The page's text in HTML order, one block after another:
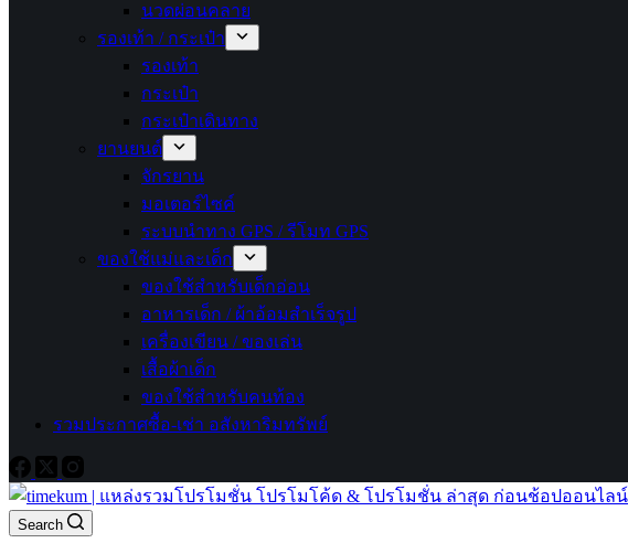
นวดผ่อนคลาย
รองเท้า / กระเป๋า
รองเท้า
กระเป๋า
กระเป๋าเดินทาง
ยานยนต์
จักรยาน
มอเตอร์ไซค์
ระบบนำทาง GPS / รีโมท GPS
ของใช้แม่และเด็ก
ของใช้สำหรับเด็กอ่อน
อาหารเด็ก / ผ้าอ้อมสำเร็จรูป
เครื่องเขียน / ของเล่น
เสื้อผ้าเด็ก
ของใช้สำหรับคนท้อง
รวมประกาศซื้อ-เช่า อสังหาริมทรัพย์
Search